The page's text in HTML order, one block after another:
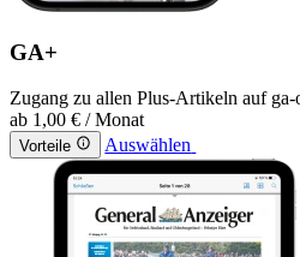
GA+
Zugang zu allen Plus-Artikeln auf
ab 1,00 € / Monat
Vorteile Auswählen